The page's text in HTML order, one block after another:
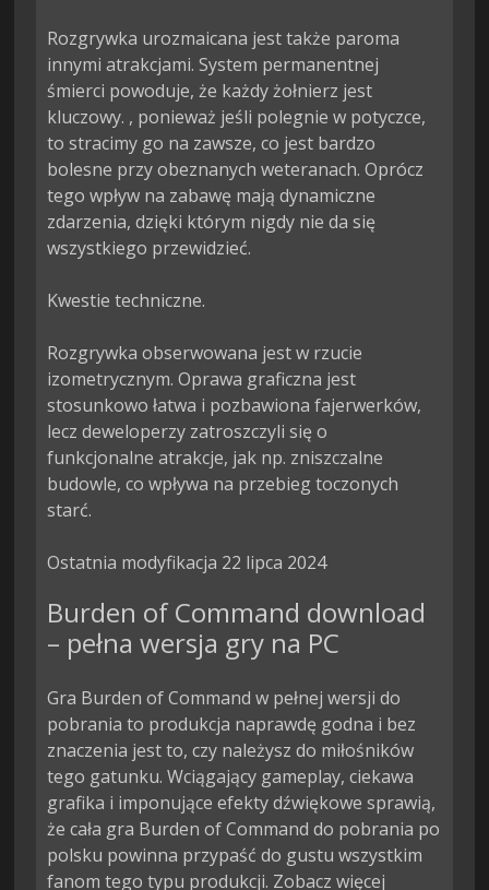
Rozgrywka urozmaicana jest także paroma
innymi atrakcjami. System permanentnej
śmierci powoduje, że każdy żołnierz jest
kluczowy. , ponieważ jeśli polegnie w potyczce,
to stracimy go na zawsze, co jest bardzo
bolesne przy obeznanych weteranach. Oprócz
tego wpływ na zabawę mają dynamiczne
zdarzenia, dzięki którym nigdy nie da się
wszystkiego przewidzieć.
Kwestie techniczne.
Rozgrywka obserwowana jest w rzucie
izometrycznym. Oprawa graficzna jest
stosunkowo łatwa i pozbawiona fajerwerków,
lecz deweloperzy zatroszczyli się o
funkcjonalne atrakcje, jak np. zniszczalne
budowle, co wpływa na przebieg toczonych
starć.
Ostatnia modyfikacja 22 lipca 2024
Burden of Command download
– pełna wersja gry na PC
Gra Burden of Command w pełnej wersji do
pobrania to produkcja naprawdę godna i bez
znaczenia jest to, czy należysz do miłośników
tego gatunku. Wciągający gameplay, ciekawa
grafika i imponujące efekty dźwiękowe sprawią,
że cała gra Burden of Command do pobrania po
polsku powinna przypaść do gustu wszystkim
fanom tego typu produkcji. Zobacz więcej